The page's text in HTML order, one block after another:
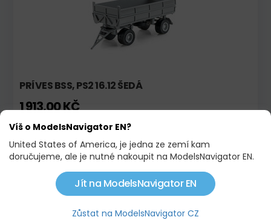
PRÍVES BSS, PS2 16.12 ŠEDÁ
1 913,00 KČ
Skladem
Víš o ModelsNavigator EN?
United States of America, je jedna ze zemí kam
doručujeme, ale je nutné nakoupit na ModelsNavigator EN.
Jít na ModelsNavigator EN
Zůstat na ModelsNavigator CZ